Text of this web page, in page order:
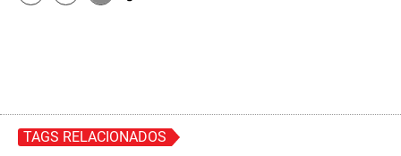
TAGS RELACIONADOS